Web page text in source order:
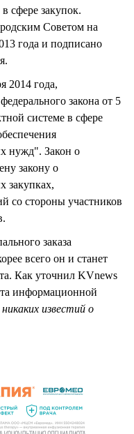
сфере закупок.
Советом на
года и подписано
2014 года,
закона от 5
системе в сфере
нужд". Закон о
закону о
закупках,
со стороны участников
заказа
всего он и станет
Как уточнил KVnews
информационной
известий о